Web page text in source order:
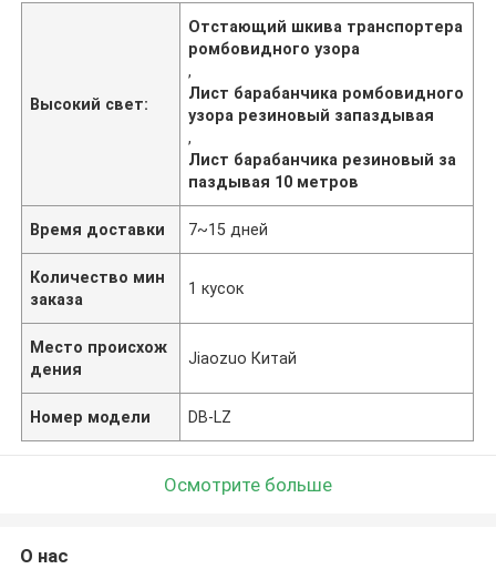
Высокий свет:
Отстающий шкива транспортера
ромбовидного узора
,
Лист барабанчика ромбовидного
узора резиновый запаздывая
,
Лист барабанчика резиновый за
паздывая 10 метров
Время доставки 7~15 дней
Количество мин
заказа
1 кусок
Место происхож
дения
Jiaozuo Китай
Номер модели DB-LZ
Осмотрите больше
О нас